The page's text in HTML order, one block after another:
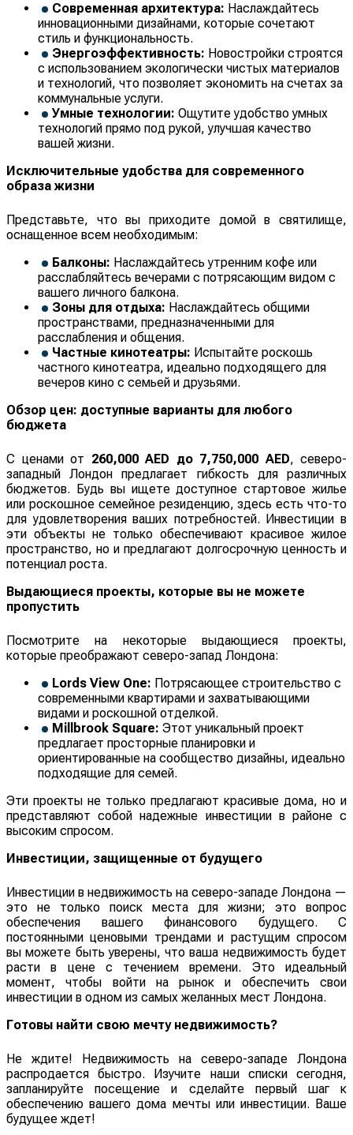
Современная архитектура: Наслаждайтесь
инновационными дизайнами, которые сочетают
стиль и функциональность.
Энергоэффективность: Новостройки строятся
с использованием экологически чистых материалов
и технологий, что позволяет экономить на счетах за
коммунальные услуги.
Умные технологии: Ощутите удобство умных
технологий прямо под рукой, улучшая качество
вашей жизни.
Исключительные удобства для современного
образа жизни
Представьте, что вы приходите домой в святилище,
оснащенное всем необходимым:
Балконы: Наслаждайтесь утренним кофе или
расслабляйтесь вечерами с потрясающим видом с
вашего личного балкона.
Зоны для отдыха: Наслаждайтесь общими
пространствами, предназначенными для
расслабления и общения.
Частные кинотеатры: Испытайте роскошь
частного кинотеатра, идеально подходящего для
вечеров кино с семьей и друзьями.
Обзор цен: доступные варианты для любого
бюджета
С ценами от 260,000 AED до 7,750,000 AED, северо-
западный Лондон предлагает гибкость для различных
бюджетов. Будь вы ищете доступное стартовое жилье
или роскошное семейное резиденцию, здесь есть что-то
для удовлетворения ваших потребностей. Инвестиции в
эти объекты не только обеспечивают красивое жилое
пространство, но и предлагают долгосрочную ценность и
потенциал роста.
Выдающиеся проекты, которые вы не можете
пропустить
Посмотрите на некоторые выдающиеся проекты,
которые преображают северо-запад Лондона:
Lords View One: Потрясающее строительство с
современными квартирами и захватывающими
видами и роскошной отделкой.
Millbrook Square: Этот уникальный проект
предлагает просторные планировки и
ориентированные на сообщество дизайны, идеально
подходящие для семей.
Эти проекты не только предлагают красивые дома, но и
представляют собой надежные инвестиции в районе с
высоким спросом.
Инвестиции, защищенные от будущего
Инвестиции в недвижимость на северо-западе Лондона —
это не только поиск места для жизни; это вопрос
обеспечения вашего финансового будущего. С
постоянными ценовыми трендами и растущим спросом
вы можете быть уверены, что ваша недвижимость будет
расти в цене с течением времени. Это идеальный
момент, чтобы войти на рынок и обеспечить свои
инвестиции в одном из самых желанных мест Лондона.
Готовы найти свою мечту недвижимость?
Не ждите! Недвижимость на северо-западе Лондона
распродается быстро. Изучите наши списки сегодня,
запланируйте посещение и сделайте первый шаг к
обеспечению вашего дома мечты или инвестиции. Ваше
будущее ждет!